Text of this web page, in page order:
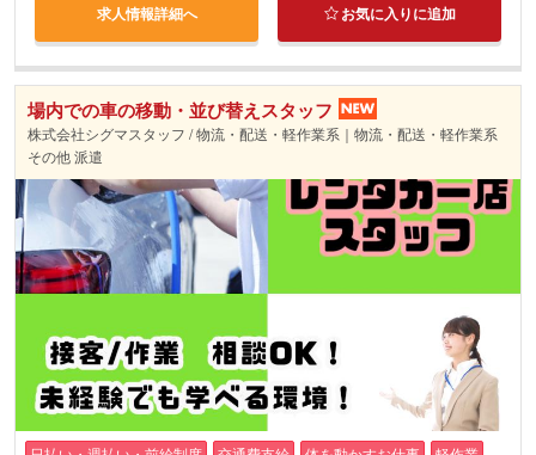
求人情報詳細へ お気に入りに追加
場内での車の移動・並び替えスタッフ
株式会社シグマスタッフ / 物流・配送・軽作業系｜物流・配送・軽作業系
その他 派遣